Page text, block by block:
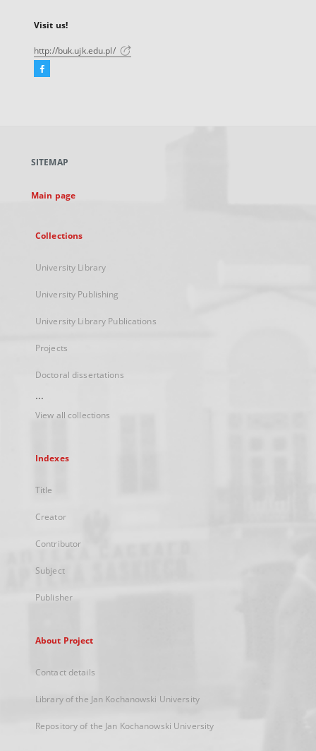
Visit us!
http://buk.ujk.edu.pl/
Facebook
new
SITEMAP
Main page
Collections
University Library
University Publishing
University Library Publications
Projects
Doctoral dissertations
...
View all collections
Indexes
Title
Creator
Contributor
Subject
Publisher
About Project
Contact details
Library of the Jan Kochanowski University
Repository of the Jan Kochanowski University